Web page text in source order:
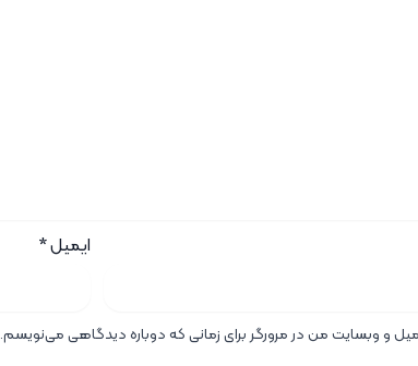
ایمیل*
و وبسایت من در مرورگر برای زمانی که دوباره دیدگاهی می‌نویسم.